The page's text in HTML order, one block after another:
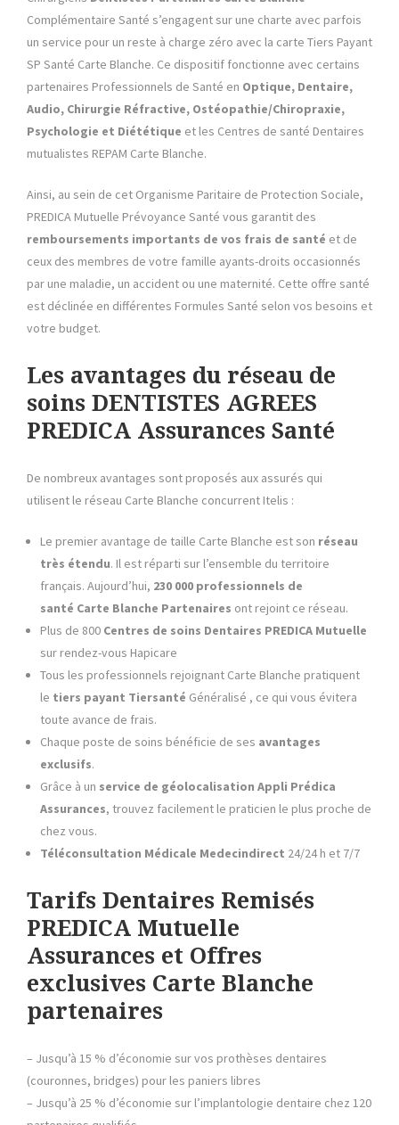
Complémentaire Santé s’engagent sur une charte avec parfois
un service pour un reste à charge zéro avec la carte Tiers Payant
SP Santé Carte Blanche. Ce dispositif fonctionne avec certains
partenaires Professionnels de Santé en Optique, Dentaire,
Audio, Chirurgie Réfractive, Ostéopathie/Chiropraxie,
Psychologie et Diététique et les Centres de santé Dentaires
mutualistes REPAM Carte Blanche.
Ainsi, au sein de cet Organisme Paritaire de Protection Sociale,
PREDICA Mutuelle Prévoyance Santé vous garantit des
remboursements importants de vos frais de santé et de
ceux des membres de votre famille ayants-droits occasionnés
par une maladie, un accident ou une maternité. Cette offre santé
est déclinée en différentes Formules Santé selon vos besoins et
votre budget.
Les avantages du réseau de
soins DENTISTES AGREES
PREDICA Assurances Santé
De nombreux avantages sont proposés aux assurés qui
utilisent le réseau Carte Blanche concurrent Itelis :
Le premier avantage de taille Carte Blanche est son réseau
très étendu. Il est réparti sur l’ensemble du territoire
français. Aujourd’hui, 230 000 professionnels de
santé Carte Blanche Partenaires ont rejoint ce réseau.
Plus de 800 Centres de soins Dentaires PREDICA Mutuelle
sur rendez-vous Hapicare
Tous les professionnels rejoignant Carte Blanche pratiquent
le tiers payant Tiersanté Généralisé , ce qui vous évitera
toute avance de frais.
Chaque poste de soins bénéficie de ses avantages
exclusifs.
Grâce à un service de géolocalisation Appli Prédica
Assurances, trouvez facilement le praticien le plus proche de
chez vous.
Téléconsultation Médicale Medecindirect 24/24 h et 7/7
Tarifs Dentaires Remisés
PREDICA Mutuelle
Assurances et Offres
exclusives Carte Blanche
partenaires
– Jusqu’à 15 % d’économie sur vos prothèses dentaires
(couronnes, bridges) pour les paniers libres
– Jusqu’à 25 % d’économie sur l’implantologie dentaire chez 120